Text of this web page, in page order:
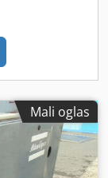
Mali oglas